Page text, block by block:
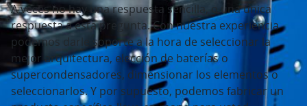
A veces no hay una respuesta sencilla, o una única
respuesta a esta pregunta. Con nuestra experiencia
podemos darle soporte a la hora de seleccionar la
mejor arquitectura, elección de baterías o
supercondensadores, dimensionar los elementos o
seleccionarlos. Y por supuesto, podemos fabricar un